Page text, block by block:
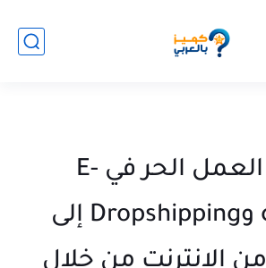
كيف تحول العمل الحر في E-
commerce وDropshipping إلى
الإنترنت من خلال